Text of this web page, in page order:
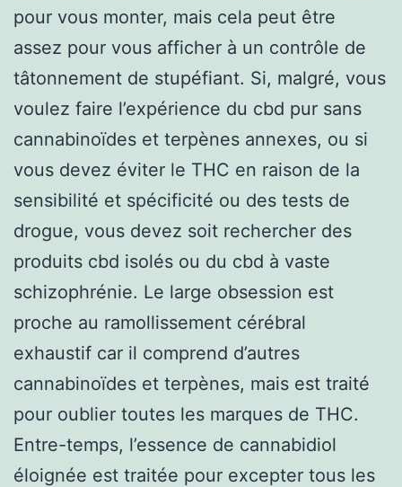
pour vous monter, mais cela peut être
assez pour vous afficher à un contrôle de
tâtonnement de stupéfiant. Si, malgré, vous
voulez faire l’expérience du cbd pur sans
cannabinoïdes et terpènes annexes, ou si
vous devez éviter le THC en raison de la
sensibilité et spécificité ou des tests de
drogue, vous devez soit rechercher des
produits cbd isolés ou du cbd à vaste
schizophrénie. Le large obsession est
proche au ramollissement cérébral
exhaustif car il comprend d’autres
cannabinoïdes et terpènes, mais est traité
pour oublier toutes les marques de THC.
Entre-temps, l’essence de cannabidiol
éloignée est traitée pour excepter tous les